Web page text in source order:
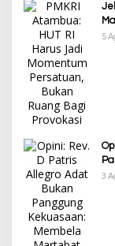
5
3